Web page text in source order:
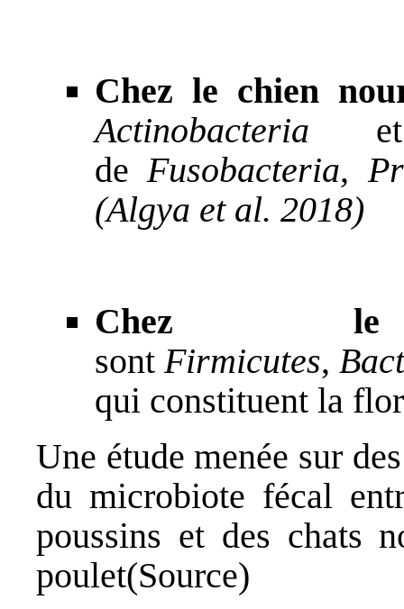
Chez le chien
Actinobacteria
deFusobacteria,
(Algya et al. 2018)
Chez
sont Firmicutes,
qui constituent la
Une étude menée sur
du microbiote fécal
poussins et des chats
poulet(Source)